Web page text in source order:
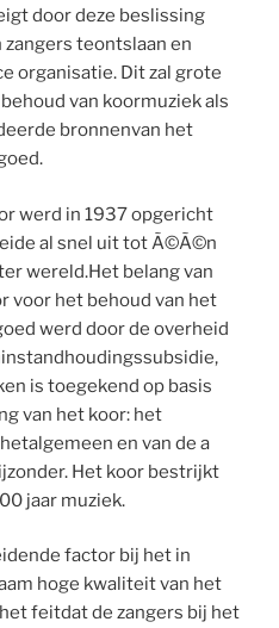
door deze beslissing
teontslaan en
organisatie. Dit zal grote
van koormuziek als
bronnenvan het
werd in 1937 opgericht
al snel uit tot Ã©Ã©n
wereld.Het belang van
voor het behoud van het
werd door de overheid
is toegekend op basis
van het koor: het
en van de a
Het koor bestrijkt
jaar muziek.
factor bij het in
hoge kwaliteit van het
feitdat de zangers bij het